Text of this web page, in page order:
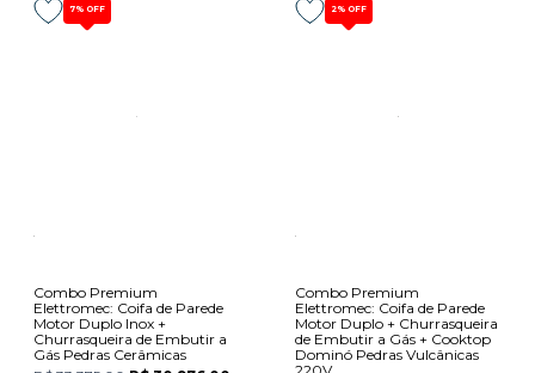
7% OFF
Combo Premium
Elettromec: Coifa de Parede
Motor Duplo Inox +
Churrasqueira de Embutir a
Gás Pedras Cerâmicas
2% OFF
Combo Premium
Elettromec: Coifa de Parede
Motor Duplo + Churrasqueira
de Embutir a Gás + Cooktop
Dominó Pedras Vulcânicas